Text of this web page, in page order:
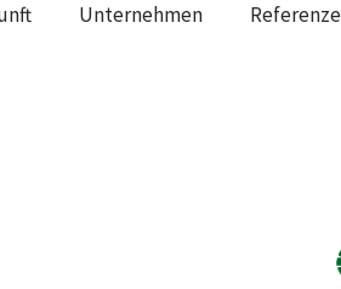
Unternehmen